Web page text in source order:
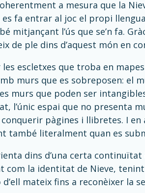
a mesura que la
fa entrar al joc el propi
mitjançant l’ús que se’n fa.
de ple dins d’aquest món en
escletxes que troba en
murs que es sobreposen: el
murs que poden ser
l’únic espai que no presenta
pàgines i llibretes. I en
també literalment quan es
dins d’una certa
com la identitat de Nieve,
mateix fins a reconèixer la